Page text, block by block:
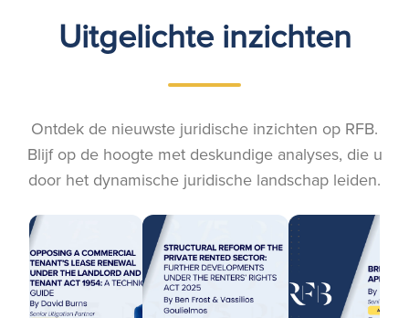
Uitgelichte inzichten
Ontdek de nieuwste juridische inzichten op RFB.
Blijf op de hoogte met deskundige analyses, die u
door het dynamische juridische landschap leiden.